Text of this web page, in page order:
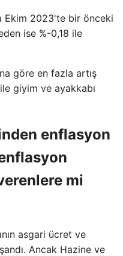
Ekim 2023'te bir önceki
ise %-0,18 ile
göre en fazla artış
giyim ve ayakkabı
enflasyon
mi
asgari ücret ve
Ancak Hazine ve